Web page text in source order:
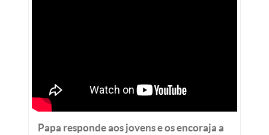
Papa responde aos jovens e os encoraja a